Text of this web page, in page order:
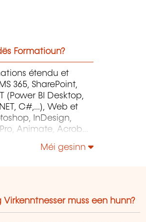
Formatioun?
étendu et
365, SharePoint,
(Power BI Desktop,
C#,...), Web et
InDesign,
Animate, Acrobat
(MS Project)
Méi gesinn
Virkenntnesser muss een hunn?